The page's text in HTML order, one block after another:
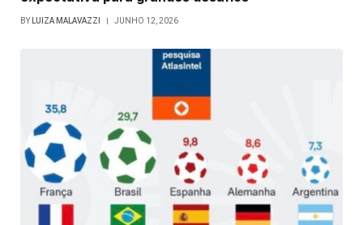
BY LUIZA MALAVAZZI JUNHO 12, 2026